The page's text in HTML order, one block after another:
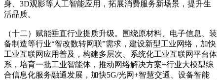
身、3D观影等人工智能应用，拓展消费服务新场景，提升生
活品质。
（十二）赋能垂直行业提质升级。围绕原材料、电子信息、装
备制造等行业“智改数转网联”需求，建设新型工业网络，加快
工业互联网应用普及，构建多层次、系统化工业互联网平台体
系，培育一批工业智能体，推动网络解决方案+行业大模型综
合信息化服务融通发展，加快5G/光网+智慧交通、设备智能